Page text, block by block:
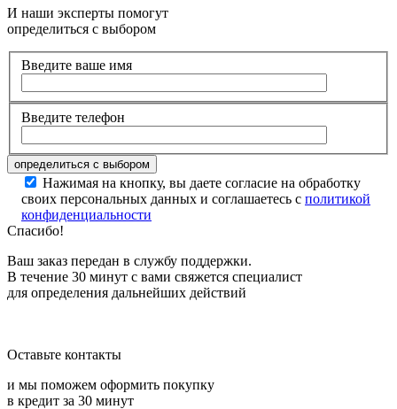
И наши эксперты помогут
определиться с выбором
Введите ваше имя
Введите телефон
Нажимая на кнопку, вы даете согласие на обработку
своих персональных данных и соглашаетесь с политикой
конфиденциальности
Спасибо!
Ваш заказ передан в службу поддержки.
В течение 30 минут с вами свяжется специалист
для определения дальнейших действий
Оставьте контакты
и мы поможем оформить покупку
в кредит за 30 минут